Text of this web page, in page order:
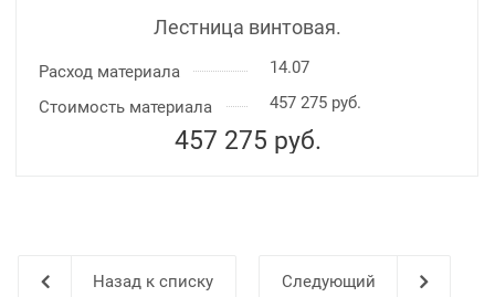
Лестница винтовая.
Расход материала
14.07
Стоимость материала
457 275 руб.
457 275 руб.
Назад к списку